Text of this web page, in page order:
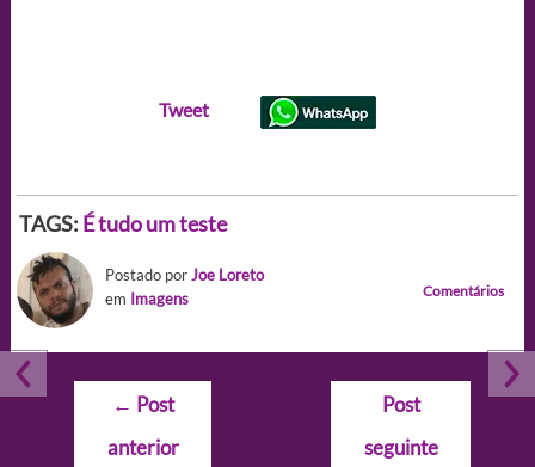
Tweet
TAGS: É tudo um teste
Postado porJoe Loreto
em Imagens Comentários
Navegação
Post
← Post
anterior
Post
seguinte